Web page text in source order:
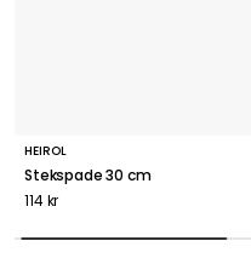
HEIROL
Stekspade 30 cm
114 kr